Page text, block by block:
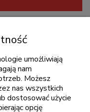
umożliwiają
nam
Możesz
nas wszystkich
dostosować użycie
opcję